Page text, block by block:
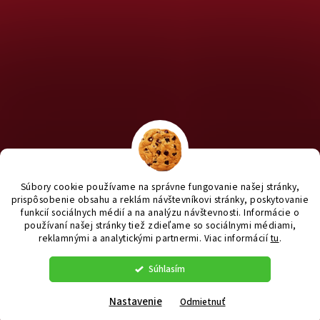
Súbory cookie používame na správne fungovanie našej stránky,
prispôsobenie obsahu a reklám návštevníkovi stránky, poskytovanie
funkcií sociálnych médií a na analýzu návštevnosti. Informácie o
používaní našej stránky tiež zdieľame so sociálnymi médiami,
reklamnými a analytickými partnermi. Viac informáciítu.
Súhlasím
Nastavenie Odmietnuť
Chcete nakúpiť pre útulky? Kliknite TU na náš útulkový eshop a
staň sa anjelom pre útulkáčov ♥
Vytvoril Shoptet|e_minds
Copyright 2026
yanashop.sk. Všetky práva vyhradené.
Upraviť